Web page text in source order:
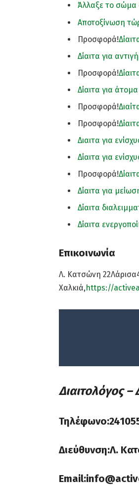
Άλλαξε το σώμα
Αποτοξίνωση
Προσφορά!
Δίαιτα για
Προσφορά!
Δίαιτα για
Προσφορά!
Προσφορά!
Διαιτα για
Δίαιτα για
Προσφορά!
Δίαιτα για
Δίαιτα
Δίαιτα
Επικοινωνία
Λ. Κατσώνη
Χαλκιά,https://
Διαιτολόγος
Διεύθυνση:Λ.